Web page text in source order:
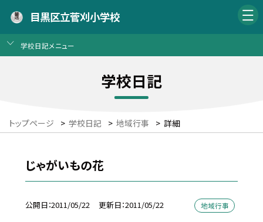
目黒区立菅刈小学校
学校日記メニュー
学校日記
トップページ > 学校日記 > 地域行事 > 詳細
じゃがいもの花
公開日 2011/05/22 更新日 2011/05/22 地域行事